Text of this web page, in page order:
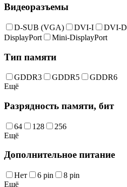
Видеоразъемы
D-SUB (VGA) DVI-I DVI-D
DisplayPort
Mini-DisplayPort
Тип памяти
GDDR3 GDDR5
GDDR6
Ещё
Разрядность памяти, бит
64 128
256
Ещё
Дополнительное питание
Нет 6 pin
8 pin
Ещё